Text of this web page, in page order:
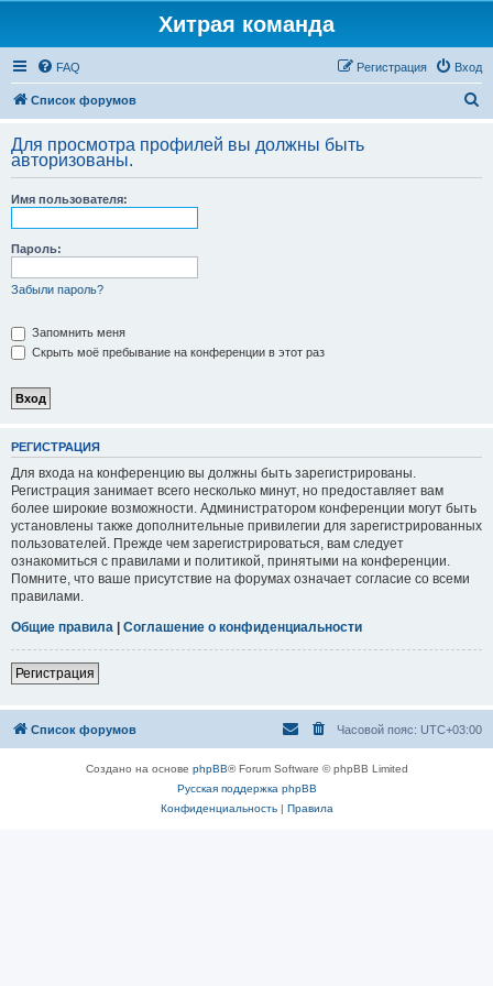
Хитрая команда
FAQ Вход
Регистрация
Список форумов
с
Для просмотра профилей вы должны быть
авторизованы.
Имя пользователя:
Пароль:
Забыли пароль?
Запомнить меня
Скрыть моё пребывание на конференции в этот раз
РЕГИСТРАЦИЯ
Для входа на конференцию вы должны быть зарегистрированы.
Регистрация занимает всего несколько минут, но предоставляет вам
более широкие возможности. Администратором конференции могут быть
установлены также дополнительные привилегии для зарегистрированных
пользователей. Прежде чем зарегистрироваться, вам следует
ознакомиться с правилами и политикой, принятыми на конференции.
Помните, что ваше присутствие на форумах означает согласие со всеми
правилами.
Общие правила | Соглашение о конфиденциальности
Регистрация
Список форумов Часовой пояс: UTC+03:00
Создано на основе phpBB® Forum Software © phpBB Limited
Русская поддержка phpBB
Конфиденциальность| Правила